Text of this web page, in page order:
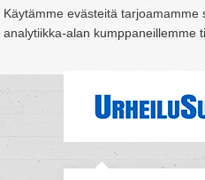
Käytämme evästeitä
analytiikka-alan kumppaneillemme
Suomi Espoo Helsinki